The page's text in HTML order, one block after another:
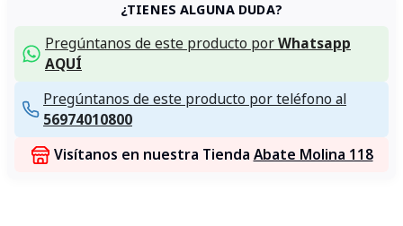
¿TIENES ALGUNA DUDA?
Pregúntanos de este producto porWhatsapp
AQUÍ
Pregúntanos de este producto por teléfono al
56974010800
Visítanos en nuestra Tienda Abate Molina 118